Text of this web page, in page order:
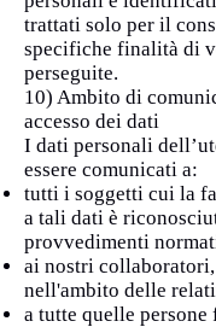
trattati solo per il
specifiche finalità di
perseguite.
10) Ambito di
accesso dei dati
I dati personali
essere comunicati a:
tutti i soggetti cui la
a tali dati è
provvedimenti
ai nostri
nell'ambito delle
a tutte quelle persone